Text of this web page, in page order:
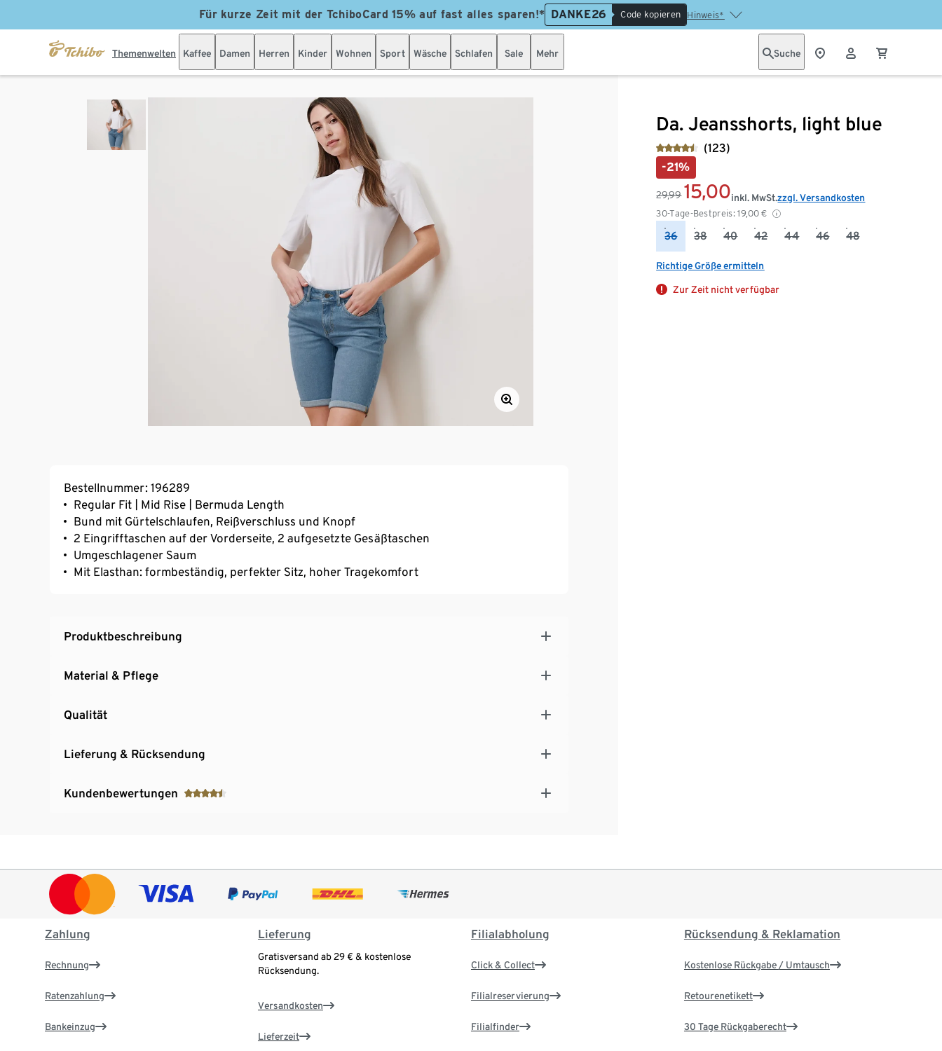
Für kurze Zeit mit der TchiboCard 15% auf fast alles sparen!* DANKE26 Code kopieren Hinweis*
Themenwelten Kaffee Damen Herren Kinder Wohnen Sport Wäsche Schlafen Sale Mehr Suche
Da. Jeansshorts, light blue
(123)
-21%
29,99 15,00
30-Tage-Bestpreis: 19,00 €
inkl. MwSt.zzgl. Versandkosten
36 38 40 42 44 46 48
Richtige Größe ermitteln
Zur Zeit nicht verfügbar
Bestellnummer: 196289
Regular Fit | Mid Rise | Bermuda Length
Bund mit Gürtelschlaufen, Reißverschluss und Knopf
2 Eingrifftaschen auf der Vorderseite, 2 aufgesetzte Gesäßtaschen
Umgeschlagener Saum
Mit Elasthan: formbeständig, perfekter Sitz, hoher Tragekomfort
Produktbeschreibung
Material & Pflege
Qualität
Lieferung & Rücksendung
Kundenbewertungen
Zahlung
Rechnung
Ratenzahlung
Bankeinzug
Lieferung
Gratisversand ab 29 € & kostenlose
Rücksendung.
Versandkosten
Lieferzeit
Filialabholung
Click & Collect
Filialreservierung
Filialfinder
Rücksendung & Reklamation
Kostenlose Rückgabe / Umtausch
Retourenetikett
30 Tage Rückgaberecht